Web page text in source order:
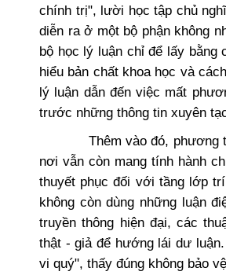
chính trị", lười học tập chủ
diễn ra ở một bộ phận không
bộ học lý luận chỉ để lấy bằng
hiểu bản chất khoa học và
lý luận dẫn đến việc mất
trước những thông tin xuyên
Thêm vào đó, phương
nơi vẫn còn mang tính hành
thuyết phục đối với tầng lớp
không còn dùng những luận
truyền thông hiện đại, các
thật - giả để hướng lái dư
vi quý", thấy đúng không bảo